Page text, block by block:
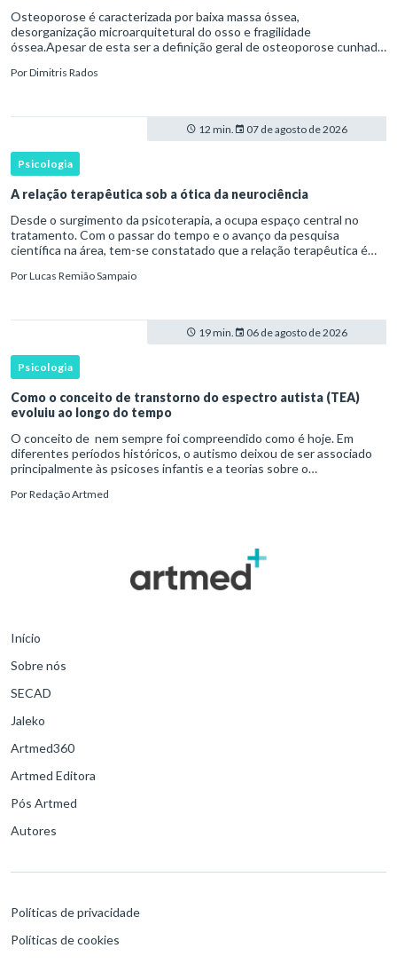
Osteoporose é caracterizada por baixa massa óssea,
desorganização microarquitetural do osso e fragilidade
óssea.Apesar de esta ser a definição geral de osteoporose cunhada
patofisiológico, e não c
PorDimitris Rados
12 min. 07 de agosto de 2026
Psicologia
A relação terapêutica sob a ótica da neurociência
Desde o surgimento da psicoterapia, a ocupa espaço central no
tratamento. Com o passar do tempo e o avanço da pesquisa
científica na área, tem-se constatado que a relação terapêutica é
PorLucas Remião Sampaio
19 min. 06 de agosto de 2026
Psicologia
Como o conceito de transtorno do espectro autista (TEA)
evoluiu ao longo do tempo
O conceito de nem sempre foi compreendido como é hoje. Em
diferentes períodos históricos, o autismo deixou de ser associado
principalmente às psicoses infantis e a teorias sobre o
transtorno do des
PorRedação Artmed
Início
Sobre nós
SECAD
Jaleko
Artmed360
Artmed Editora
Pós Artmed
Autores
Políticas de privacidade
Políticas de cookies